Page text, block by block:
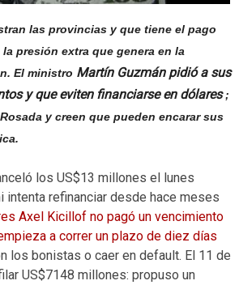
las provincias y que tiene el pago
presión extra que genera en la
El ministro Martín Guzmán pidió a sus
y que eviten financiarse en dólares;
y creen que pueden encarar sus
los US$13 millones el lunes
intenta refinanciar desde hace meses
Axel Kicillof no pagó un vencimiento
a correr un plazo de diez días
los bonistas o caer en default. El 11 de
US$7148 millones: propuso un